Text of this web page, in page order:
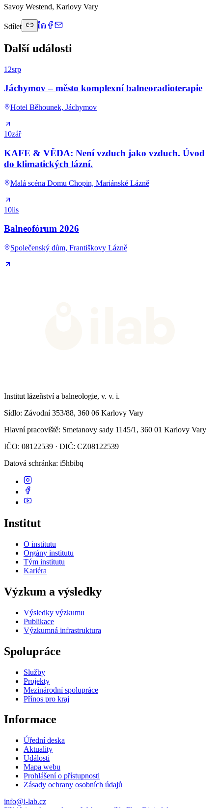
Savoy Westend, Karlovy Vary
Sdílet
Další události
12srp
Jáchymov – město komplexní balneoradioterapie
Hotel Běhounek, Jáchymov
10zář
KAFE & VĚDA: Není vzduch jako vzduch. Úvod
do klimatických lázní.
Malá scéna Domu Chopin, Mariánské Lázně
10lis
Balneofórum 2026
Společenský dům, Františkovy Lázně
Institut lázeňství a balneologie, v. v. i.
Sídlo: Závodní 353/88, 360 06 Karlovy Vary
Hlavní pracoviště: Smetanovy sady 1145/1, 360 01 Karlovy Vary
IČO: 08122539 · DIČ: CZ08122539
Datová schránka: i5hbibq
Institut
O institutu
Orgány institutu
Tým institutu
Kariéra
Výzkum a výsledky
Výsledky výzkumu
Publikace
Výzkumná infrastruktura
Spolupráce
Služby
Projekty
Mezinárodní spolupráce
Přínos pro kraj
Informace
Úřední deska
Aktuality
Události
Mapa webu
Prohlášení o přístupnosti
Zásady ochrany osobních údajů
info@i-lab.cz